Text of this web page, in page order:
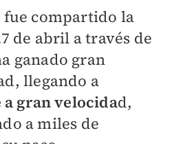
fue compartido la
de abril a través de
ganado gran
llegando a
gran velocidad,
a miles de